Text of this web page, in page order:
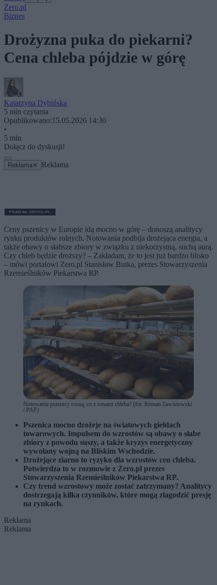
Zero.pl
Biznes
Drożyzna puka do piekarni?
Cena chleba pójdzie w górę
Katarzyna Dybińska
5 min czytania
Opublikowano:15.05.2026 14:30
•
5 min
Dołącz do dyskusji!
Reklama ✕ Reklama
Ceny pszenicy w Europie idą mocno w górę – donoszą analitycy
rynku produktów rolnych. Notowania podbija drożejąca energia, a
także obawy o słabsze zbiory w związku z niekorzystną, suchą aurą.
Czy chleb będzie droższy? – Zakładam, że to jest już bardzo blisko
– mówi portalowi Zero.pl Stanisław Butka, prezes Stowarzyszenia
Rzemieślników Piekarstwa RP.
Notowania pszenicy rosną, co z cenami chleba? (fot. Roman Zawistowski
/ PAP)
Pszenica mocno drożeje na światowych giełdach
towarowych. Impulsem do wzrostów są obawy o słabe
zbiory z powodu suszy, a także kryzys energetyczny
wywołany wojną na Bliskim Wschodzie.
Drożejące ziarno to ryzyko dla wzrostów cen chleba.
Potwierdza to w rozmowie z Zero.pl prezes
Stowarzyszenia Rzemieślników Piekarstwa RP.
Czy trend wzrostowy może zostać zatrzymany? Analitycy
dostrzegają kilka czynników, które mogą złagodzić presję
na rynkach.
Reklama
Reklama